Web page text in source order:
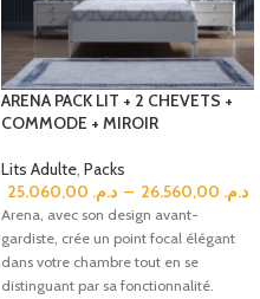
ARENA PACK LIT + 2 CHEVETS +
COMMODE + MIROIR
Lits Adulte, Packs
د.م. – د.م.
Arena, avec son design avant-
gardiste, crée un point focal élégant
dans votre chambre tout en se
distinguant par sa fonctionnalité.